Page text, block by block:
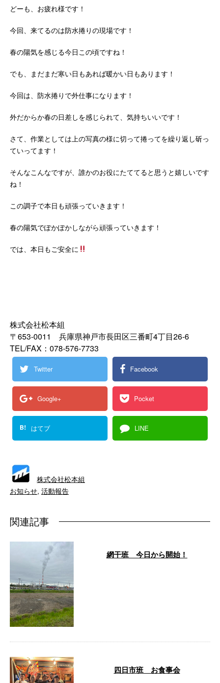
どーも、お疲れ様です！
今回、来てるのは防水捲りの現場です！
春の陽気を感じる今日この頃ですね！
でも、まだまだ寒い日もあれば暖かい日もあります！
今回は、防水捲りで外仕事になります！
外だからか春の日差しを感じられて、気持ちいいです！
さて、作業としては上の写真の様に切って捲ってを繰り返し斫っ
ていってます！
そんなこんなですが、誰かのお役にたててると思うと嬉しいです
ね！
この調子で本日も頑張っていきます！
春の陽気でぽかぽかしながら頑張っていきます！
では、本日もご安全に
株式会社松本組
〒653-0011 兵庫県神戸市長田区三番町4丁目26‐6
TEL/FAX：078-576-7733
Twitter Facebook
Google+ Pocket
B! はてブ LINE
株式会社松本組
お知らせ, 活動報告
関連記事
網干班 今日から開始！
四日市班 お食事会